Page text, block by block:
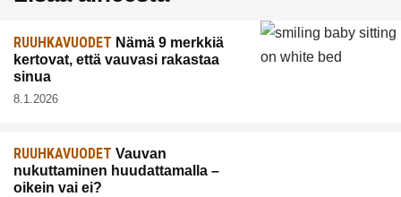
RUUHKAVUODET Nämä 9 merkkiä
kertovat, että vauvasi rakastaa
sinua
8.1.2026
RUUHKAVUODET Vauvan
nukuttaminen huudattamalla –
oikein vai ei?